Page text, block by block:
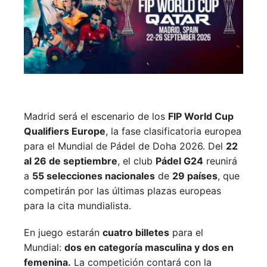
Madrid será el escenario de los FIP World Cup
Qualifiers Europe, la fase clasificatoria europea
para el Mundial de Pádel de Doha 2026. Del 22
al 26 de septiembre, el club Pádel G24 reunirá
a 55 selecciones nacionales de 29 países, que
competirán por las últimas plazas europeas
para la cita mundialista.
En juego estarán cuatro billetes para el
Mundial: dos en categoría masculina y dos en
femenina. La competición contará con la